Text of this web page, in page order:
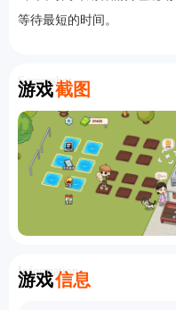
等待最短的时间。
游戏截图
Screenshot
游戏信息
Information